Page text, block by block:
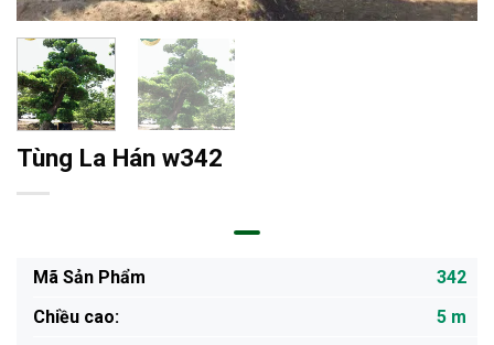
Tùng La Hán w342
Mã Sản Phẩm
342
Chiều cao:
5 m